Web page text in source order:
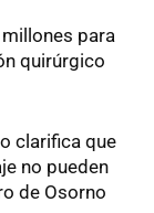
para
quirúrgico
clarifica que
no pueden
de Osorno